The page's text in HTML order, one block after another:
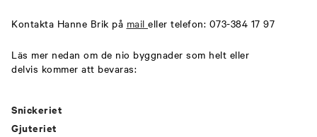
Kontakta Hanne Brik på mail eller telefon: 073-384 17 97
Läs mer nedan om de nio byggnader som helt eller
delvis kommer att bevaras:
Snickeriet
Gjuteriet